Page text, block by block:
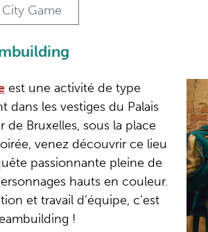
City Game
est une activité de type
dans les vestiges du Palais
Bruxelles, sous la place
venez découvrir ce lieu
passionnante pleine de
hauts en couleur.
et travail d’équipe, c’est
!